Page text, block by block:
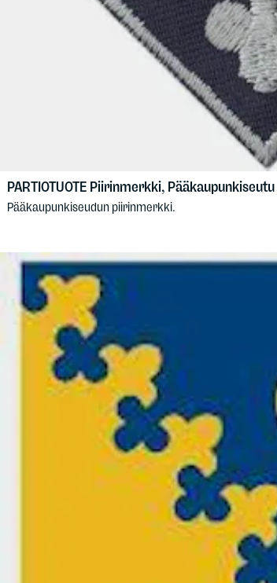
PARTIOTUOTE Piirinmerkki, Pääkaupunkiseutu
Pääkaupunkiseudun piirinmerkki.